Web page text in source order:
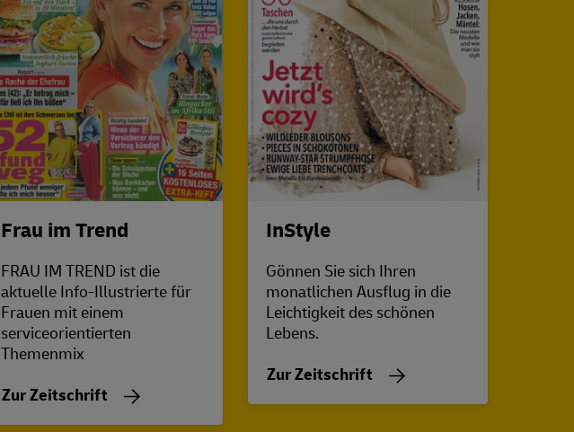
Frau im Trend
FRAU IM TREND ist die
aktuelle Info-Illustrierte für
Frauen mit einem
serviceorientierten
Themenmix
Zur Zeitschrift
InStyle
Gönnen Sie sich Ihren
monatlichen Ausflug in die
Leichtigkeit des schönen
Lebens.
Zur Zeitschrift